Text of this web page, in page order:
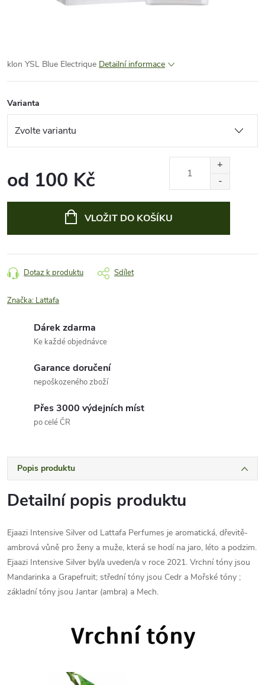
klon YSL Blue Electrique Detailní informace
Varianta
od 100 Kč
VLOŽIT DO KOŠÍKU
Dotaz k produktu Sdílet
Značka: Lattafa
Dárek zdarma
Ke každé objednávce
Garance doručení
nepoškozeného zboží
Přes 3000 výdejních míst
po celé ČR
Popis produktu
Detailní popis produktu
Ejaazi Intensive Silver od Lattafa Perfumes je aromatická, dřevitě-
ambrová vůně pro ženy a muže, která se hodí na jaro, léto a podzim.
Ejaazi Intensive Silver byl/a uveden/a v roce 2021. Vrchní tóny jsou
Mandarinka a Grapefruit; střední tóny jsou Cedr a Mořské tóny ;
základní tóny jsou Jantar (ambra) a Mech.